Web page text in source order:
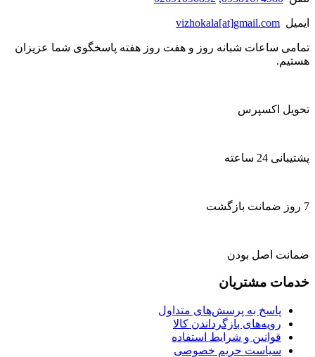
ایمیل vizhokala[at]gmail.com
تمامی ساعات شبانه روز و هفت روز هفته پاسخگوی شما عزیزان
هستیم.
تحویل اکسپرس
پشتیبانی 24 ساعته
7 روز ضمانت بازگشت
ضمانت اصل بودن
خدمات مشتریان
پاسخ به پرسش‌های متداول
رویه‌های بازگرداندن کالا
قوانین و شرایط استفاده
سیاست حریم خصوصی